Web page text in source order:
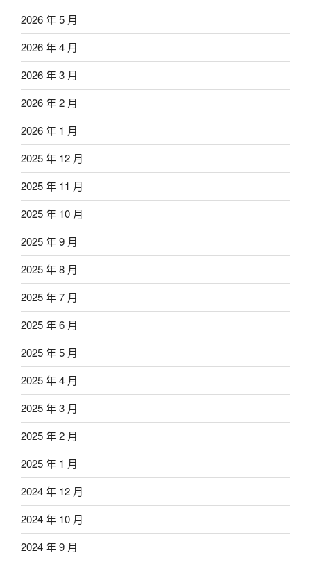
2026 年 5 月
2026 年 4 月
2026 年 3 月
2026 年 2 月
2026 年 1 月
2025 年 12 月
2025 年 11 月
2025 年 10 月
2025 年 9 月
2025 年 8 月
2025 年 7 月
2025 年 6 月
2025 年 5 月
2025 年 4 月
2025 年 3 月
2025 年 2 月
2025 年 1 月
2024 年 12 月
2024 年 10 月
2024 年 9 月